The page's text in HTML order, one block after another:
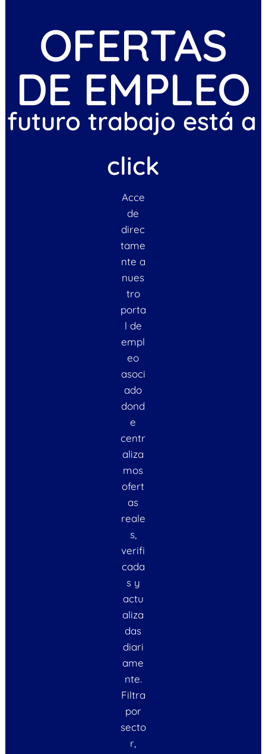
OFERTAS
DE EMPLEO
futuro trabajo está a
click
Acce
de
direc
tame
nte a
nues
tro
porta
l de
empl
eo
asoci
ado
dond
e
centr
aliza
mos
ofert
as
reale
s,
verifi
cada
s y
actu
aliza
das
diari
ame
nte.
Filtra
por
secto
r,